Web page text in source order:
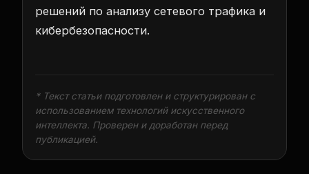
решений по анализу сетевого трафика и
кибербезопасности.
* Текст статьи подготовлен и структурирован с
использованием технологий искусственного
интеллекта. Проверен и доработан перед
публикацией.